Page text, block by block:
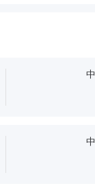
印刷服务印刷服务印刷
务印刷服务印刷服务